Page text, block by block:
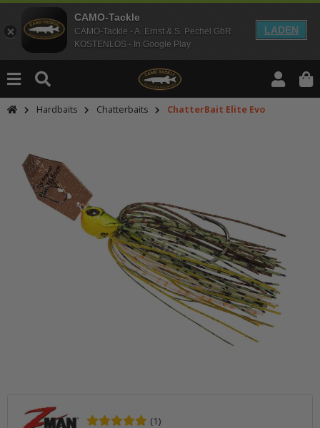
CAMO-Tackle
CAMO-Tackle - A. Ernst & S. Pechel GbR
KOSTENLOS - In Google Play
LADEN
Hardbaits Chatterbaits ChatterBait Elite Evo
(1)